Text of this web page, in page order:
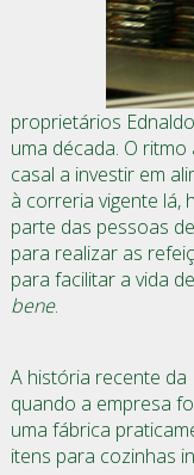
proprietários
uma década. O
casal a investir em
à correria vigente lá,
parte das pessoas
para realizar as
para facilitar a vida
bene.
A história recente da
quando a empresa
uma fábrica
itens para cozinhas